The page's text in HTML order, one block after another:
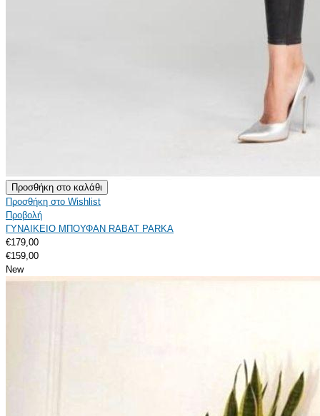
Προσθήκη στο Wishlist
Προβολή
ΓΥΝΑΙΚΕΙΟ ΜΠΟΥΦΑΝ RABAT PARKA
€179,00
€159,00
New